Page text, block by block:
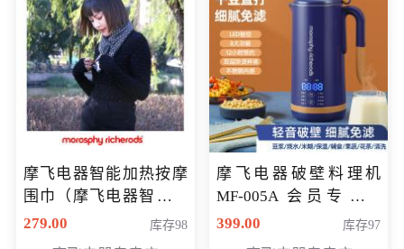
摩飞电器智能加热按摩
围巾（摩飞电器智能加
热按摩围脖） 会员专享
279.00 库存98
摩飞电器破壁料理机
MF-005A 会员专享价
198元
399.00 库存97